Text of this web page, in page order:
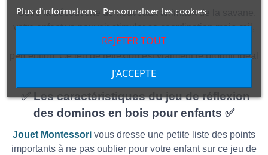
Plus d'informations Personnaliser les cookies
REJETER TOUT
J'ACCEPTE
Outre la découverte de nouveaux animaux de la savane,
votre enfant va pouvoir stimuler sa coordination main œil,
sa persévérance, sa concentration sans oublier sa
perception. Ce jeu de réflexion est vraiment le produit idéal
pour apprendre en s’amusant.
✅ Les caractéristiques du jeu de réflexion
des dominos en bois pour enfants ✅
Jouet Montessori vous dresse une petite liste des points
importants à ne pas oublier pour votre enfant sur ce jeu de